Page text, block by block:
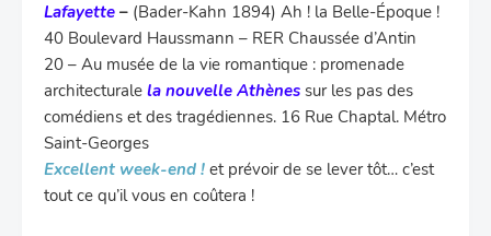
Lafayette – (Bader-Kahn 1894) Ah ! la Belle-Époque !
40 Boulevard Haussmann – RER Chaussée d’Antin
20 – Au musée de la vie romantique : promenade
architecturale la nouvelle Athènes sur les pas des
comédiens et des tragédiennes. 16 Rue Chaptal. Métro
Saint-Georges
Excellent week-end ! et prévoir de se lever tôt… c’est
tout ce qu’il vous en coûtera !